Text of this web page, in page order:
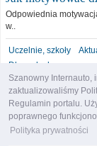
Szanowny Internauto,
zaktualizowaliśmy
Regulamin portalu.
poprawnego
Polityka prywatności
Odpowiednia
w..
Uczelnie, szkoły
Dla malucha